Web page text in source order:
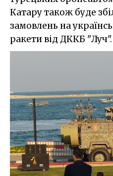
Катару також буде
замовлень на
ракети від ДККБ "Луч".